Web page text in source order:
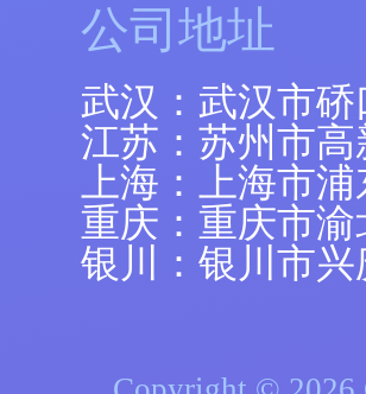
公司地址
武汉：武汉市
江苏：苏州市
上海：上海市
重庆：重庆市
银川：银川市